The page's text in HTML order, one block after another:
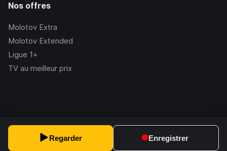
Regarder Enregistrer
Nos offres
Molotov Extra
Molotov Extended
Ligue 1+
TV au meilleur prix
2.228.1